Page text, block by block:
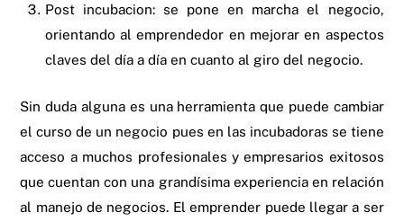
Post incubacion: se pone en marcha el negocio,
orientando al emprendedor en mejorar en aspectos
claves del día a día en cuanto al giro del negocio.
Sin duda alguna es una herramienta que puede cambiar
el curso de un negocio pues en las incubadoras se tiene
acceso a muchos profesionales y empresarios exitosos
que cuentan con una grandísima experiencia en relación
al manejo de negocios. El emprender puede llegar a ser